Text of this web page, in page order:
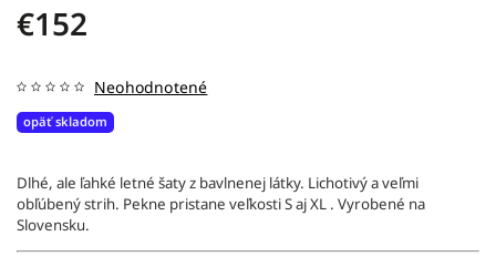
€152
opäť skladom
Neohodnotené
Dlhé, ale ľahké letné šaty z bavlnenej látky. Lichotivý a veľmi
obľúbený strih. Pekne pristane veľkosti S aj XL . Vyrobené na
Slovensku.